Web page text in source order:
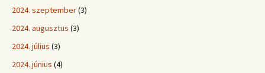
2024. szeptember(3)
2024. augusztus (3)
2024. július (3)
2024. június (4)